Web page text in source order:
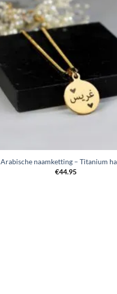
Arabische naamketting – Titanium
€44.95